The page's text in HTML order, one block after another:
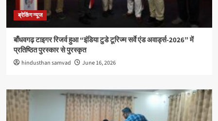
ब्रेकिंग न्यूज
बाँधवगढ़ टाइगर रिजर्व हुआ “इंडिया टुडे टूरिज्म सर्वे एंड अवार्ड्स-2026” में
प्रतिष्ठित पुरस्कार से पुरस्कृत
hindusthan samvad June 16, 2026